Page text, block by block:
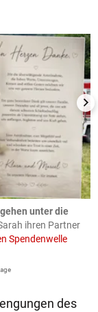
unter die
ihren Partner
Spendenwelle
des